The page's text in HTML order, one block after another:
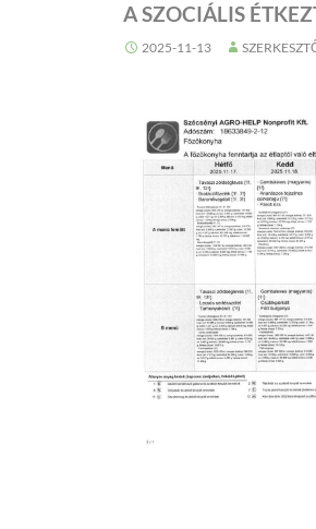
A SZOCIÁLIS
2025-11-13